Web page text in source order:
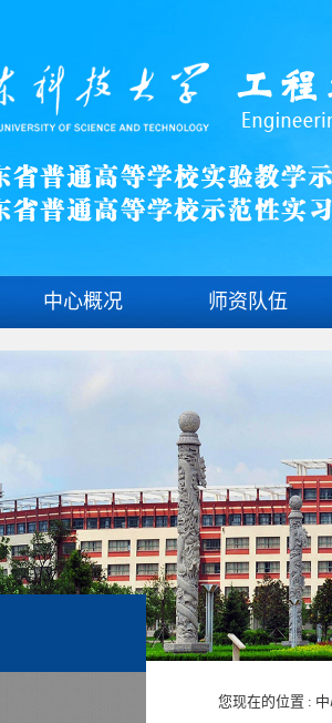
中心概况 师资队伍
您现在的位置 :